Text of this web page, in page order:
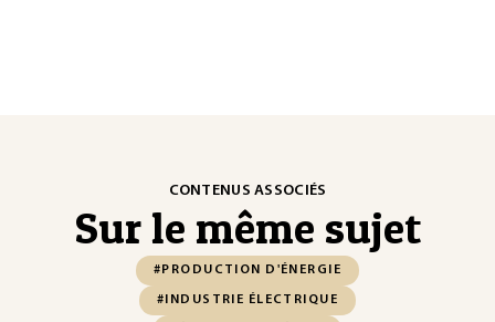
CONTENUS ASSOCIÉS
Sur le même sujet
#PRODUCTION D'ÉNERGIE
#INDUSTRIE ÉLECTRIQUE